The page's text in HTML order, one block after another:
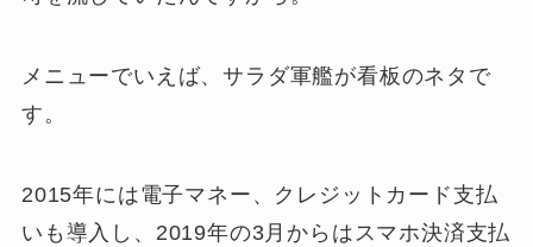
メニューでいえば、サラダ軍艦が看板のネタで
す。
2015年には電子マネー、クレジットカード支払
いも導入し、2019年の3月からはスマホ決済支払